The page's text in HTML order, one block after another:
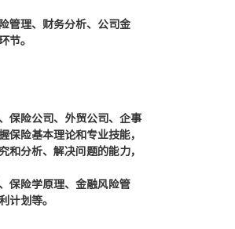
管理、财务分析、公司金
节。
保险公司、外贸公司、企事
险基本理论和专业技能，
分析、解决问题的能力，
保险学原理、金融风险管
计划等。